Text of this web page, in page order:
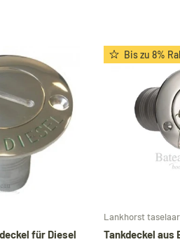
für Diesel
Bis zu 8%
Lankhorst taselaar
Tankdeckel aus
werden
Biminitops
Produkte ganz normal
werden ab dem
versendet.